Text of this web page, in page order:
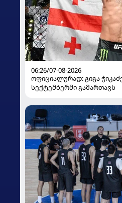
06:26/07-08-2026
ოფიციალურად: გიგა
სექტემბერში გამართავს